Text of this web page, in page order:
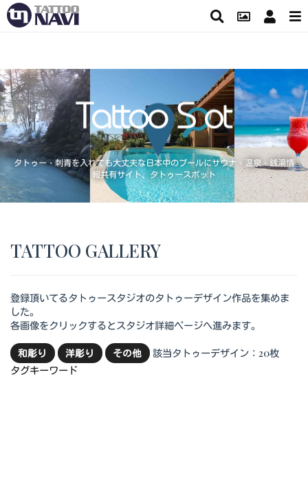
タトゥー・刺青を入れても大丈夫な日本中のプールにサウナ・温泉・銭湯情
報共有サイト、タトゥースポット
TATTOO GALLERY
登録頂いてるタトゥースタジオのタトゥーデザイン作品を集めま
した。
各画像をクリックするとスタジオ詳細ページへ進みます。
和彫り 洋彫り その他
該当タトゥーデザイン：20枚
タグキーワード